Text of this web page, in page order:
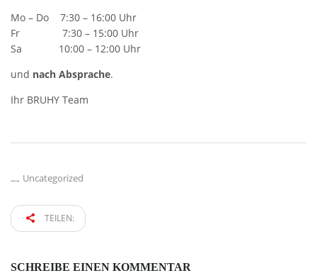
Mo – Do 7:30 – 16:00 Uhr
Fr 7:30 – 15:00 Uhr
Sa 10:00 – 12:00 Uhr
und nach Absprache.
Ihr BRUHY Team
KATEGORIE: Uncategorized
TEILEN:
SCHREIBE EINEN KOMMENTAR